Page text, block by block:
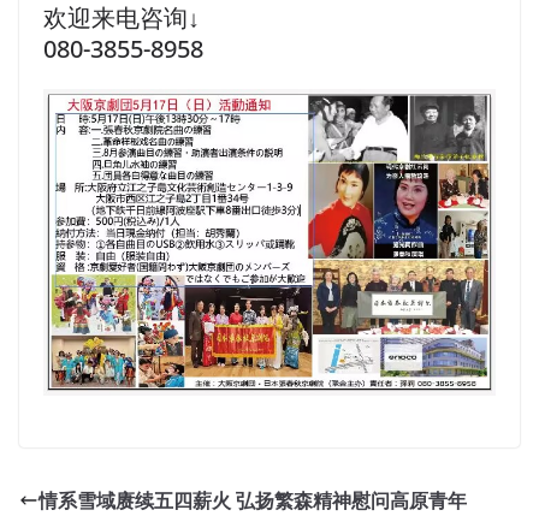
欢迎来电咨询↓
​080-3855-8958
情系雪域赓续五四薪火 弘扬繁森精神慰问高原青年